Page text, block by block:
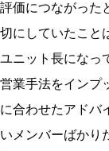
評価につながった
切にしていたこと
ユニット長になっ
営業手法をインプ
に合わせたアドバ
いメンバーばかり